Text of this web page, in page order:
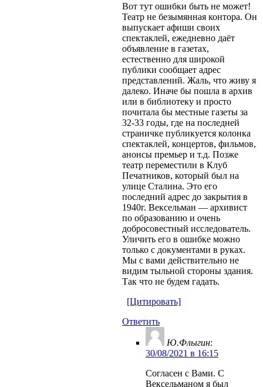
Вот тут ошибки быть не может!
Театр не безымянная контора. Он
выпускает афиши своих
спектаклей, ежедневно даёт
объявление в газетах,
естественно для широкой
публики сообщает адрес
представлений. Жаль, что живу я
далеко. Иначе бы пошла в архив
или в библиотеку и просто
почитала бы местные газеты за
32-33 годы, где на последней
страничке публикуется колонка
спектаклей, концертов, фильмов,
анонсы премьер и т.д. Позже
театр переместили в Клуб
Печатников, который был на
улице Сталина. Это его
последний адрес до закрытия в
1940г. Вексельман — архивист
по образованию и очень
добросовестный исследователь.
Уличить его в ошибке можно
только с документами в руках.
Мы с вами действительно не
видим тыльной стороны здания.
Так что не будем гадать.
[Цитировать]
Ответить
Ю.Флыгин:
30/08/2021 в 16:15
Согласен с Вами. С
Вексельманом я был